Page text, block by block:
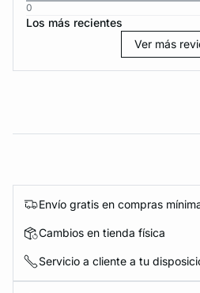
0
Los más recientes
Ver más
Envío gratis en compras
Cambios en tienda física
Servicio a cliente a tu